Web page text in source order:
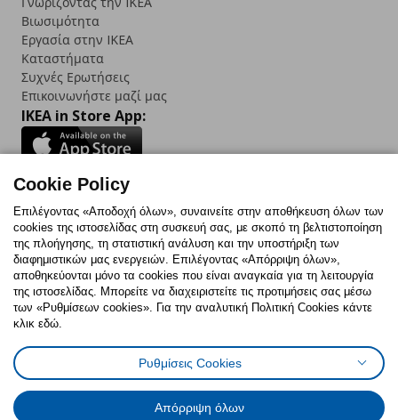
Βιωσιμότητα
Εργασία στην IKEA
Καταστήματα
Συχνές Ερωτήσεις
Επικοινωνήστε μαζί μας
IKEA in Store App:
Follow us:
FacebookInstagram
TikTokYoutubePinterestTwitter
Πολιτική CookiesΔήλωση ψηφιακής προσβασιμότητας
Ρυθμίσεις cookiesΌροι Χρήσης
Γενική Πολιτική Προσωπικών Δεδομένων
Πολιτική Προσωπικών Δεδομένων για ΙΚΕΑ.gr
Cookie Policy
Επιλέγοντας «Αποδοχή όλων», συναινείτε στην αποθήκευση όλων των
cookies της ιστοσελίδας στη συσκευή σας, με σκοπό τη βελτιστοποίηση
της πλοήγησης, τη στατιστική ανάλυση και την υποστήριξη των
διαφημιστικών μας ενεργειών. Επιλέγοντας «Απόρριψη όλων»,
αποθηκεύονται μόνο τα cookies που είναι αναγκαία για τη λειτουργία
της ιστοσελίδας. Μπορείτε να διαχειριστείτε τις προτιμήσεις σας μέσω
των «Ρυθμίσεων cookies». Για την αναλυτική Πολιτική Cookies κάντε
κλικ εδώ.
Ρυθμίσεις Cookies
Απόρριψη όλων